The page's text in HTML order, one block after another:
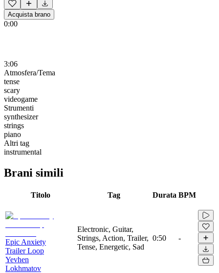
Acquista brano
0:00
3:06
Atmosfera/Tema
tense
scary
videogame
Strumenti
synthesizer
strings
piano
Altri tag
instrumental
Brani simili
Titolo Tag Durata BPM
Epic Anxiety
Trailer Loop
Yevhen
Lokhmatov
Electronic, Guitar,
Strings, Action, Trailer,
Tense, Energetic, Sad
0:50 -